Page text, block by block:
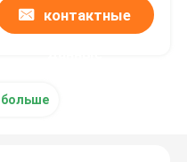
сторону лента ткани
контактные